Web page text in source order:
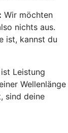
Wir möchten
nichts aus.
ist, kannst du
Leistung
Wellenlänge
sind deine